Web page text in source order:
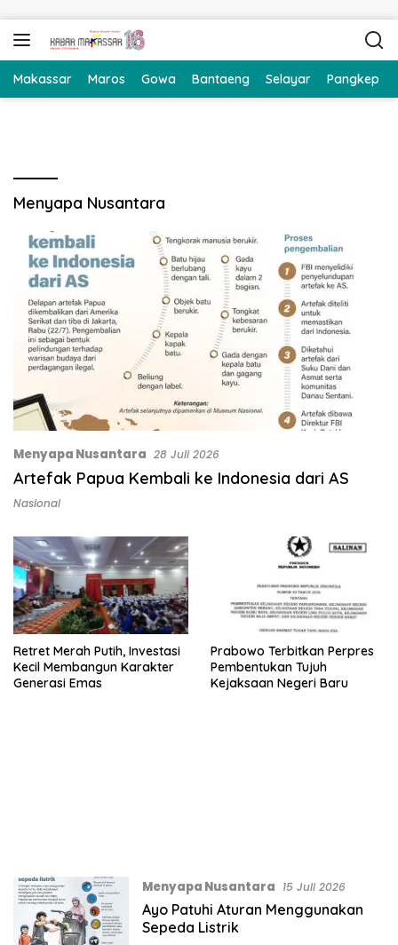
Makassar Maros Gowa Bantaeng Selayar Pangkep
Menyapa Nusantara
Menyapa Nusantara 28 Juli 2026
Artefak Papua Kembali ke Indonesia dari AS
Nasional
Retret Merah Putih, Investasi
Kecil Membangun Karakter
Generasi Emas
Prabowo Terbitkan Perpres
Pembentukan Tujuh
Kejaksaan Negeri Baru
Menyapa Nusantara 15 Juli 2026
Ayo Patuhi Aturan Menggunakan
Sepeda Listrik